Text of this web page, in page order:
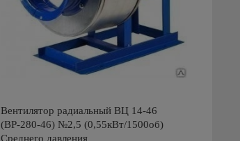
Вентилятор радиальный ВЦ 14-46
(ВР-280-46) №2,5 (0,55кВт/1500об)
Среднего давления